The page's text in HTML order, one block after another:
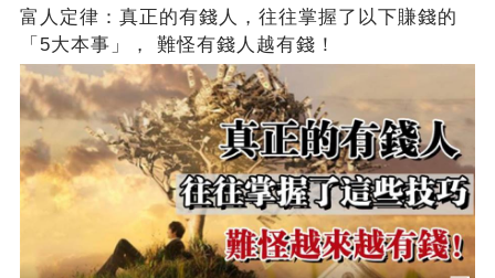
富人定律：真正的有錢人，往往掌握了以下賺錢的
「5大本事」， 難怪有錢人越有錢！